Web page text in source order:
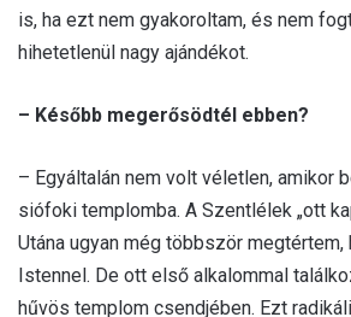
is, ha ezt nem gyakoroltam, és nem
hihetetlenül nagy ajándékot.
– Később megerősödtél ebben?
– Egyáltalán nem volt véletlen, amikor
siófoki templomba. A Szentlélek „ott
Utána ugyan még többször
Istennel. De ott első alkalommal
hűvös templom csendjében. Ezt